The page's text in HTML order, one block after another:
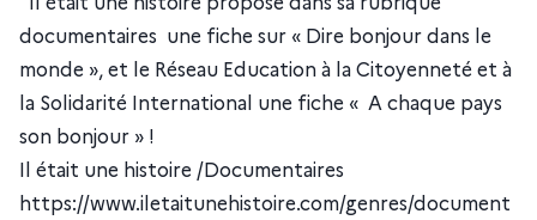
documentaires une fiche sur « Dire bonjour dans le
monde », et le Réseau Education à la Citoyenneté et à
la Solidarité International une fiche « A chaque pays
son bonjour » !
Il était une histoire /Documentaires
https://www.iletaitunehistoire.com/genres/document